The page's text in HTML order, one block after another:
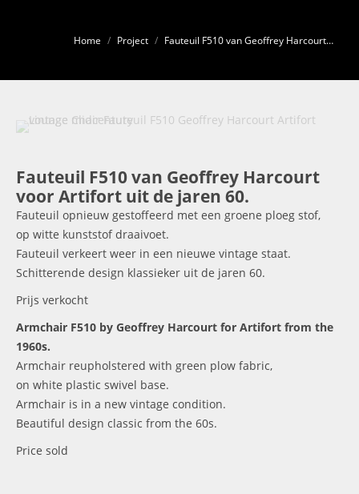
Je bent hier:
Home Project Fauteuil F510 van Geoffrey Harcourt…
Fauteuil F510 van Geoffrey Harcourt
voor Artifort uit de jaren 60.
Fauteuil opnieuw gestoffeerd met een groene ploeg stof,
op witte kunststof draaivoet.
Fauteuil verkeert weer in een nieuwe vintage staat.
Schitterende design klassieker uit de jaren 60.
Prijs verkocht
Armchair F510 by Geoffrey Harcourt for Artifort from the
1960s.
Armchair reupholstered with green plow fabric,
on white plastic swivel base.
Armchair is in a new vintage condition.
Beautiful design classic from the 60s.
Price sold